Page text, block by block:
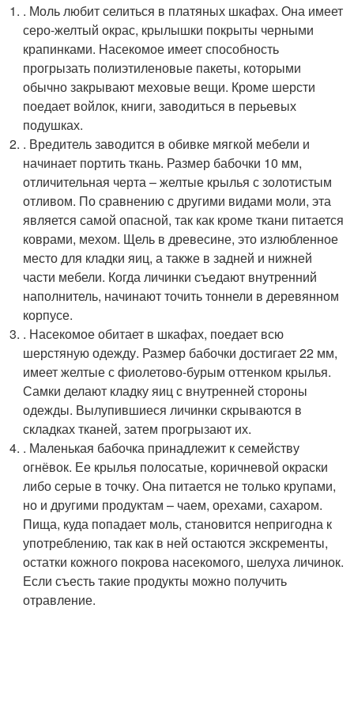
. Моль любит селиться в платяных шкафах. Она имеет
серо-желтый окрас, крылышки покрыты черными
крапинками. Насекомое имеет способность
прогрызать полиэтиленовые пакеты, которыми
обычно закрывают меховые вещи. Кроме шерсти
поедает войлок, книги, заводиться в перьевых
подушках.
. Вредитель заводится в обивке мягкой мебели и
начинает портить ткань. Размер бабочки 10 мм,
отличительная черта – желтые крылья с золотистым
отливом. По сравнению с другими видами моли, эта
является самой опасной, так как кроме ткани питается
коврами, мехом. Щель в древесине, это излюбленное
место для кладки яиц, а также в задней и нижней
части мебели. Когда личинки съедают внутренний
наполнитель, начинают точить тоннели в деревянном
корпусе.
. Насекомое обитает в шкафах, поедает всю
шерстяную одежду. Размер бабочки достигает 22 мм,
имеет желтые с фиолетово-бурым оттенком крылья.
Самки делают кладку яиц с внутренней стороны
одежды. Вылупившиеся личинки скрываются в
складках тканей, затем прогрызают их.
. Маленькая бабочка принадлежит к семейству
огнёвок. Ее крылья полосатые, коричневой окраски
либо серые в точку. Она питается не только крупами,
но и другими продуктам – чаем, орехами, сахаром.
Пища, куда попадает моль, становится непригодна к
употреблению, так как в ней остаются экскременты,
остатки кожного покрова насекомого, шелуха личинок.
Если съесть такие продукты можно получить
отравление.